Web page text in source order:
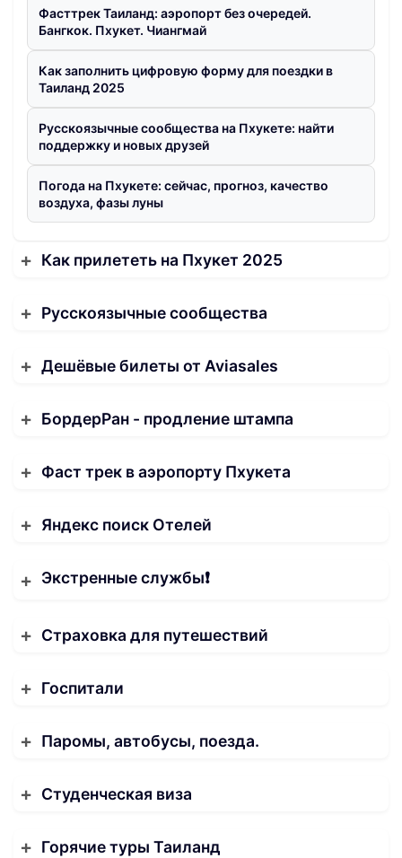
Фасттрек Таиланд: аэропорт без очередей.
Бангкок. Пхукет. Чиангмай
Как заполнить цифровую форму для поездки в
Таиланд 2025
Русскоязычные сообщества на Пхукете: найти
поддержку и новых друзей
Погода на Пхукете: сейчас, прогноз, качество
воздуха, фазы луны
Как прилететь на Пхукет 2025
Русскоязычные сообщества
Дешёвые билеты от Aviasales
БордерРан - продление штампа
Фаст трек в аэропорту Пхукета
Яндекс поиск Отелей
Экстренные службы❗️
Страховка для путешествий
Госпитали
Паромы, автобусы, поезда.
Студенческая виза
Горячие туры Таиланд